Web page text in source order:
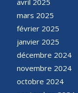
mars 2025
février 2025
janvier 2025
décembre 2024
novembre 2024
octobre 2024